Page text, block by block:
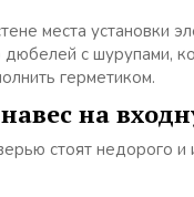
места установки
с шурупами,
герметиком.
на
стоят недорого и